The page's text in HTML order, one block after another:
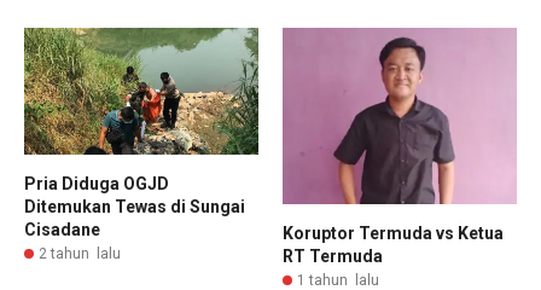
Pria Diduga OGJD
Ditemukan Tewas di Sungai
Cisadane
2 tahun lalu
Koruptor Termuda vs Ketua
RT Termuda
1 tahun lalu